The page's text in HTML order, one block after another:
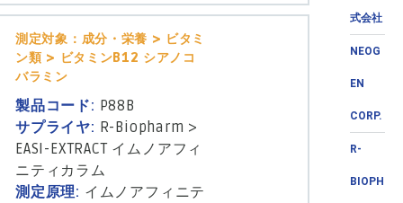
式会社
NEOG
EN
CORP.
R-
BIOPH
測定対象：成分・栄養 > ビタミ
ン類 > ビタミンB12 シアノコ
バラミン
製品コード: P88B
サプライヤ: R-Biopharm >
EASI-EXTRACT イムノアフィ
ニティカラム
測定原理: イムノアフィニテ